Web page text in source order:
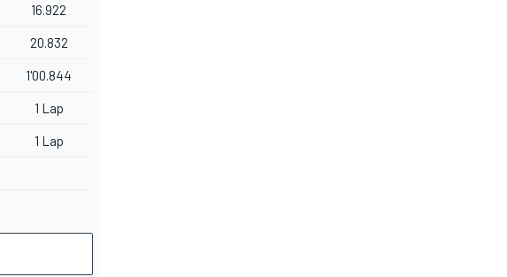
16.922
20.832
1'00.844
1 Lap
1 Lap